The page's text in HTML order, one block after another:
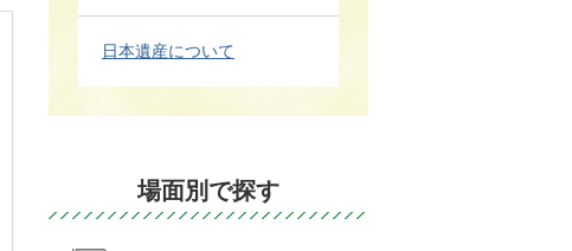
日本遺産について
場面別で探す